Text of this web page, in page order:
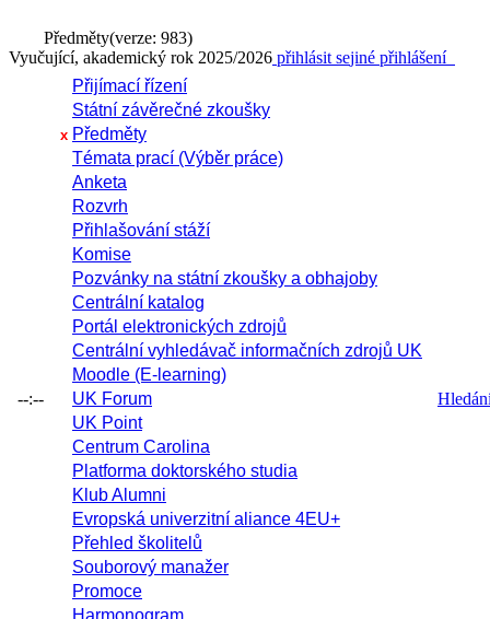
Předměty(verze: 983)
Vyučující, akademický rok 2025/2026 přihlásit sejiné přihlášení
--:--
Přijímací řízení
Státní závěrečné zkoušky
x Předměty
Témata prací (Výběr práce)
Anketa
Rozvrh
Přihlašování stáží
Komise
Pozvánky na státní zkoušky a obhajoby
Centrální katalog
Portál elektronických zdrojů
Centrální vyhledávač informačních zdrojů UK
Moodle (E-learning)
UK Forum
UK Point
Centrum Carolina
Platforma doktorského studia
Klub Alumni
Evropská univerzitní aliance 4EU+
Přehled školitelů
Souborový manažer
Promoce
Harmonogram